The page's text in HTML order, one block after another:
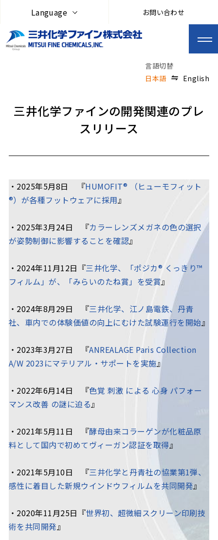
Language お問い合わせ
日本語 English
三井化学ファインの開発関連のプレ
スリリース
・2025年5月8日 『HUMOFIT® （ヒューモフィット
®）が各種フットウェアに採用』
・2025年3月24日 『カラーレンズメガネの色の選択
が姿勢制御に影響することを確認』
・2024年11月12日『三井化学、「ポジカ® くっきり™
フィルム」が、「みらいのたね賞」を受賞』
・2024年8月29日 『三井化学、江ノ島電鉄、丹青
社、車内での体験価値の向上にむけた試験運行を開始』
・2023年3月27日 『ANREALAGE Paris Collection
A/W 2023にマテリアル・サポートを実施』
・2022年6月14日 『色覚 刺激 による 心身 パフォー
マンス改善 の謎に迫る』
・2021年5月11日 『酵母由来コラーゲンが化粧品原
料として国内で初めてヴィーガン認証を取得』
・2021年5月10日 『三井化学と丹青社の協業第1弾、
感性に着目した新規ウインドウフィルムを共同開発』
・2020年11月25日『世界初、超微細スクリーン印刷技
術を共同開発』